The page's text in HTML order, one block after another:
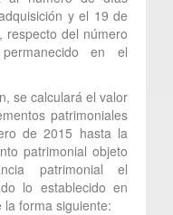
y el 19 de
respecto del número
en el
se calculará el valor
patrimoniales
de 2015 hasta la
patrimonial objeto
patrimonial el
lo establecido en
forma siguiente: